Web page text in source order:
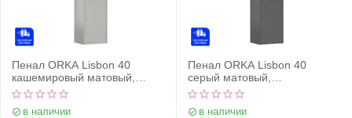
Пенал ORKA Lisbon 40
кашемировый матовый,
универсальный
в наличии
Пенал ORKA Lisbon 40
серый матовый,
универсальный
в наличии